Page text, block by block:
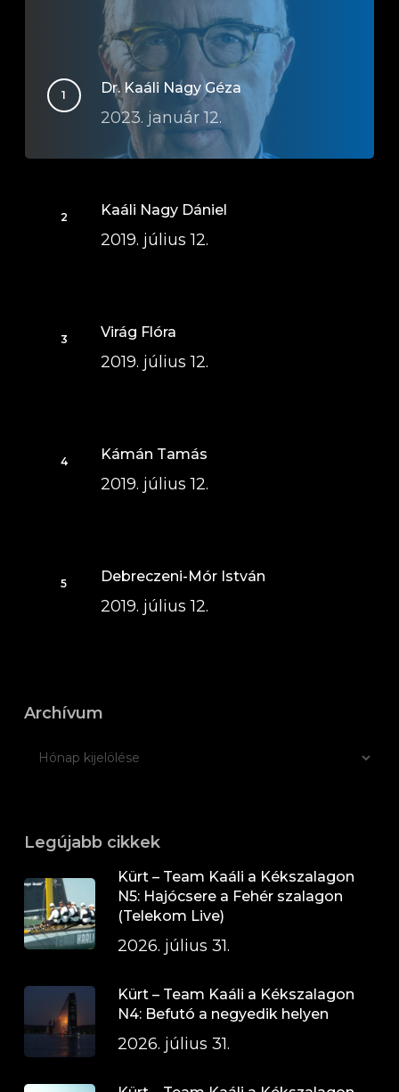
Dr. Kaáli Nagy Géza
2023. január 12.
Kaáli Nagy Dániel
2019. július 12.
Virág Flóra
2019. július 12.
Kámán Tamás
2019. július 12.
Debreczeni-Mór István
2019. július 12.
Archívum
Legújabb cikkek
Kürt – Team Kaáli a Kékszalagon
N5: Hajócsere a Fehér szalagon
(Telekom Live)
2026. július 31.
Kürt – Team Kaáli a Kékszalagon
N4: Befutó a negyedik helyen
2026. július 31.